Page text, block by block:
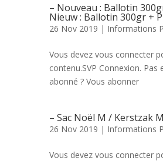
– Nouveau : Ballotin
Nieuw : Ballotin 300gr +
26 Nov 2019 | Informations
Vous devez vous connecter
contenu.SVP Connexion. Pas
abonné ? Vous abonner
– Sac Noël M / Kerstzak M
26 Nov 2019 | Informations
Vous devez vous connecter